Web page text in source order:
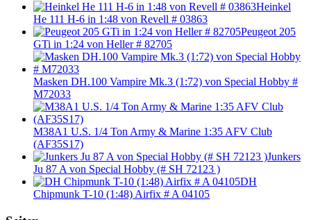
Heinkel
He 111 H-6 in 1:48 von Revell # 03863
Peugeot 205
GTi in 1:24 von Heller # 82705
Masken DH.100 Vampire Mk.3 (1:72) von Special Hobby #
M72033
M38A1 U.S. 1/4 Ton Army & Marine 1:35 AFV Club
(AF35S17)
Junkers
Ju 87 A von Special Hobby (# SH 72123 )
DH
Chipmunk T-10 (1:48) Airfix # A 04105